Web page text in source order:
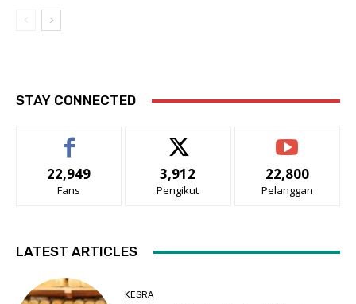
STAY CONNECTED
22,949
Fans
3,912
Pengikut
22,800
Pelanggan
LATEST ARTICLES
KESRA